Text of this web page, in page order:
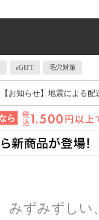
eGIFT 毛穴対策
【お知らせ】 地震による配
みずみずしい